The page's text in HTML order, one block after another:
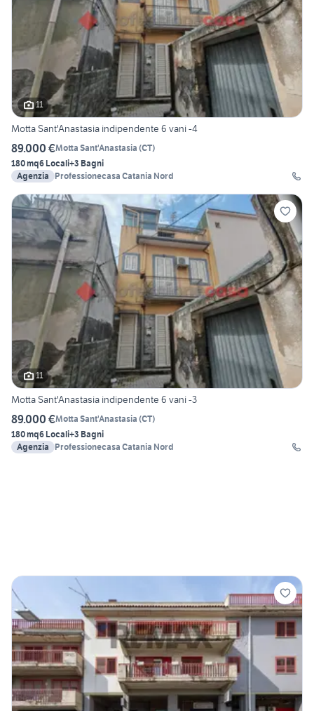
11
Motta Sant'Anastasia indipendente 6 vani -4
89.000 €Motta Sant'Anastasia (CT)
180 mq6 Locali+3 Bagni
Agenzia
Professionecasa Catania Nord
11
Motta Sant'Anastasia indipendente 6 vani -3
89.000 €Motta Sant'Anastasia (CT)
180 mq6 Locali+3 Bagni
Agenzia
Professionecasa Catania Nord